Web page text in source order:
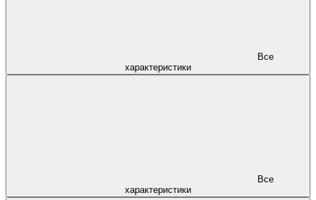
характеристики
характеристики